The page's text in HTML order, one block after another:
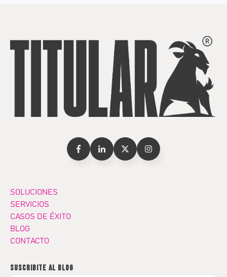
SOLUCIONES
SERVICIOS
CASOS DE ÉXITO
BLOG
CONTACTO
SUSCRIBITE AL BLOG